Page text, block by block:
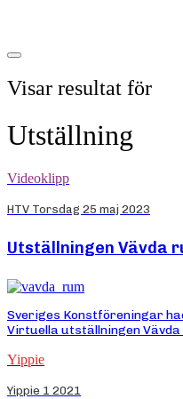
Visar resultat för
Utställning
Videoklipp
HTV Torsdag 25 maj 2023
Utställningen Vävda
Sveriges Konstföreningar
Virtuella utställningen Vävda
Yippie
Yippie 1 2021